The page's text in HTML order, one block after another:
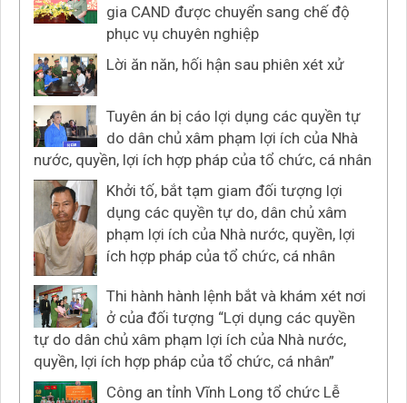
gia CAND được chuyển sang chế độ
phục vụ chuyên nghiệp
Lời ăn năn, hối hận sau phiên xét xử
Tuyên án bị cáo lợi dụng các quyền tự
do dân chủ xâm phạm lợi ích của Nhà
nước, quyền, lợi ích hợp pháp của tổ chức, cá nhân
Khởi tố, bắt tạm giam đối tượng lợi
dụng các quyền tự do, dân chủ xâm
phạm lợi ích của Nhà nước, quyền, lợi
ích hợp pháp của tổ chức, cá nhân
Thi hành hành lệnh bắt và khám xét nơi
ở của đối tượng “Lợi dụng các quyền
tự do dân chủ xâm phạm lợi ích của Nhà nước,
quyền, lợi ích hợp pháp của tổ chức, cá nhân”
Công an tỉnh Vĩnh Long tổ chức Lễ